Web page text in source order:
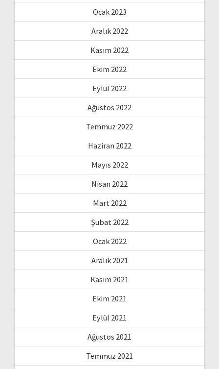
Ocak 2023
Aralık 2022
Kasım 2022
Ekim 2022
Eylül 2022
Ağustos 2022
Temmuz 2022
Haziran 2022
Mayıs 2022
Nisan 2022
Mart 2022
Şubat 2022
Ocak 2022
Aralık 2021
Kasım 2021
Ekim 2021
Eylül 2021
Ağustos 2021
Temmuz 2021